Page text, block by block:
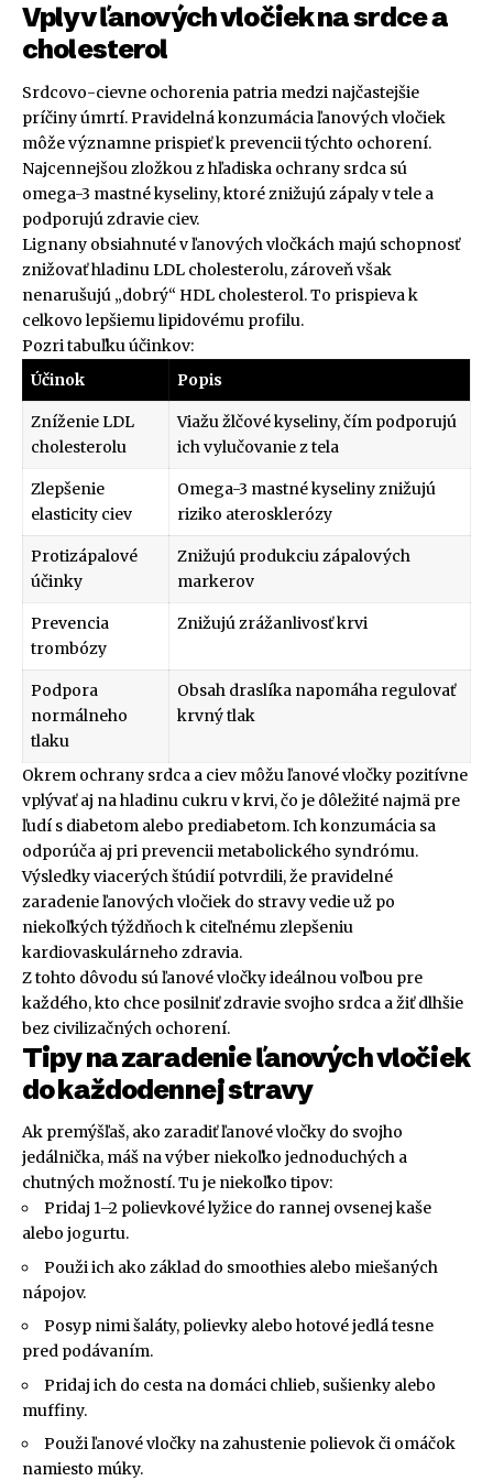
Vplyv ľanových vločiek na srdce a
cholesterol
Srdcovo-cievne ochorenia patria medzi najčastejšie
príčiny úmrtí. Pravidelná konzumácia ľanových vločiek
môže významne prispieť k prevencii týchto ochorení.
Najcennejšou zložkou z hľadiska ochrany srdca sú
omega-3 mastné kyseliny, ktoré znižujú zápaly v tele a
podporujú zdravie ciev.
Lignany obsiahnuté v ľanových vločkách majú schopnosť
znižovať hladinu LDL cholesterolu, zároveň však
nenarušujú „dobrý“ HDL cholesterol. To prispieva k
celkovo lepšiemu lipidovému profilu.
Pozri tabuľku účinkov:
Účinok
Popis
Zníženie LDL
cholesterolu
Viažu žlčové kyseliny, čím podporujú
ich vylučovanie z tela
Zlepšenie
elasticity ciev
Omega-3 mastné kyseliny znižujú
riziko aterosklerózy
Protizápalové
účinky
Znižujú produkciu zápalových
markerov
Prevencia
trombózy
Znižujú zrážanlivosť krvi
Podpora
normálneho
tlaku
Obsah draslíka napomáha regulovať
krvný tlak
Okrem ochrany srdca a ciev môžu ľanové vločky pozitívne
vplývať aj na hladinu cukru v krvi, čo je dôležité najmä pre
ľudí s diabetom alebo prediabetom. Ich konzumácia sa
odporúča aj pri prevencii metabolického syndrómu.
Výsledky viacerých štúdií potvrdili, že pravidelné
zaradenie ľanových vločiek do stravy vedie už po
niekoľkých týždňoch k citeľnému zlepšeniu
kardiovaskulárneho zdravia.
Z tohto dôvodu sú ľanové vločky ideálnou voľbou pre
každého, kto chce posilniť zdravie svojho srdca a žiť dlhšie
bez civilizačných ochorení.
Tipy na zaradenie ľanových vločiek
do každodennej stravy
Ak premýšľaš, ako zaradiť ľanové vločky do svojho
jedálnička, máš na výber niekoľko jednoduchých a
chutných možností. Tu je niekoľko tipov:
Pridaj 1–2 polievkové lyžice do rannej ovsenej kaše
alebo jogurtu.
Použi ich ako základ do smoothies alebo miešaných
nápojov.
Posyp nimi šaláty, polievky alebo hotové jedlá tesne
pred podávaním.
Pridaj ich do cesta na domáci chlieb, sušienky alebo
muffiny.
Použi ľanové vločky na zahustenie polievok či omáčok
namiesto múky.